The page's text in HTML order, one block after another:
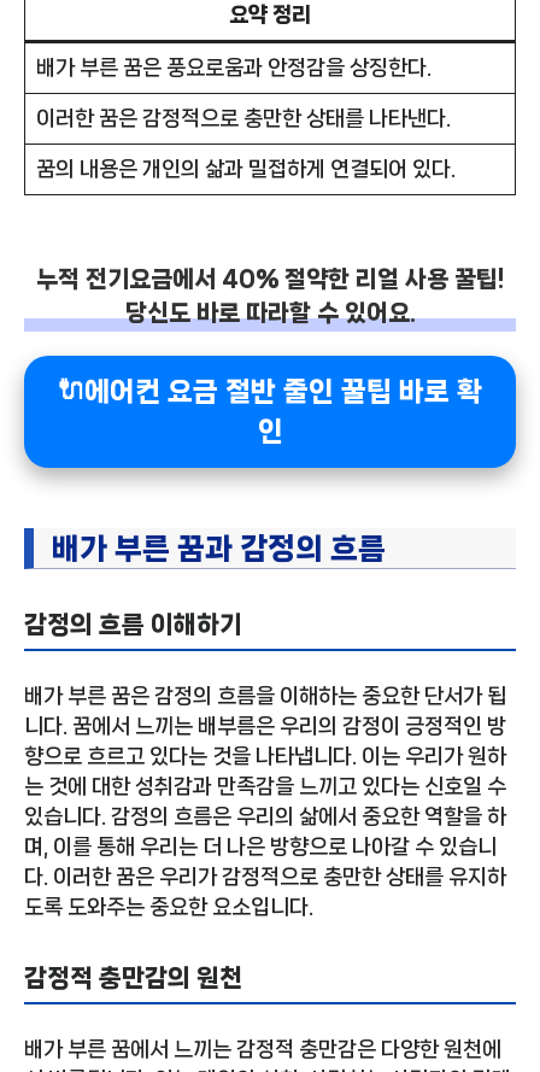
요약 정리
배가 부른 꿈은 풍요로움과 안정감을 상징한다.
이러한 꿈은 감정적으로 충만한 상태를 나타낸다.
꿈의 내용은 개인의 삶과 밀접하게 연결되어 있다.
누적 전기요금에서 40% 절약한 리얼 사용 꿀팁!
당신도 바로 따라할 수 있어요.
🔌에어컨 요금 절반 줄인 꿀팁 바로 확
인
배가 부른 꿈과 감정의 흐름
감정의 흐름 이해하기
배가 부른 꿈은 감정의 흐름을 이해하는 중요한 단서가 됩
니다. 꿈에서 느끼는 배부름은 우리의 감정이 긍정적인 방
향으로 흐르고 있다는 것을 나타냅니다. 이는 우리가 원하
는 것에 대한 성취감과 만족감을 느끼고 있다는 신호일 수
있습니다. 감정의 흐름은 우리의 삶에서 중요한 역할을 하
며, 이를 통해 우리는 더 나은 방향으로 나아갈 수 있습니
다. 이러한 꿈은 우리가 감정적으로 충만한 상태를 유지하
도록 도와주는 중요한 요소입니다.
감정적 충만감의 원천
배가 부른 꿈에서 느끼는 감정적 충만감은 다양한 원천에